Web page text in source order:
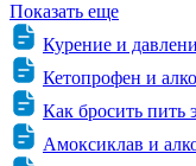
Показать еще
Курение и
Кетопрофен и
Как бросить пить
Амоксиклав и